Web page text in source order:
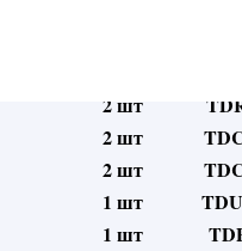
2 шт
2 шт
2 шт
1 шт
1 шт